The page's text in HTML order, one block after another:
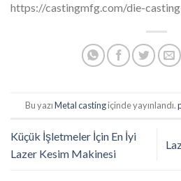
https://castingmfg.com/die-
Bu yazıMetal castingiçinde yayınlandı.
Küçük İşletmeler İçin En İyi
Lazer Kesim Makinesi